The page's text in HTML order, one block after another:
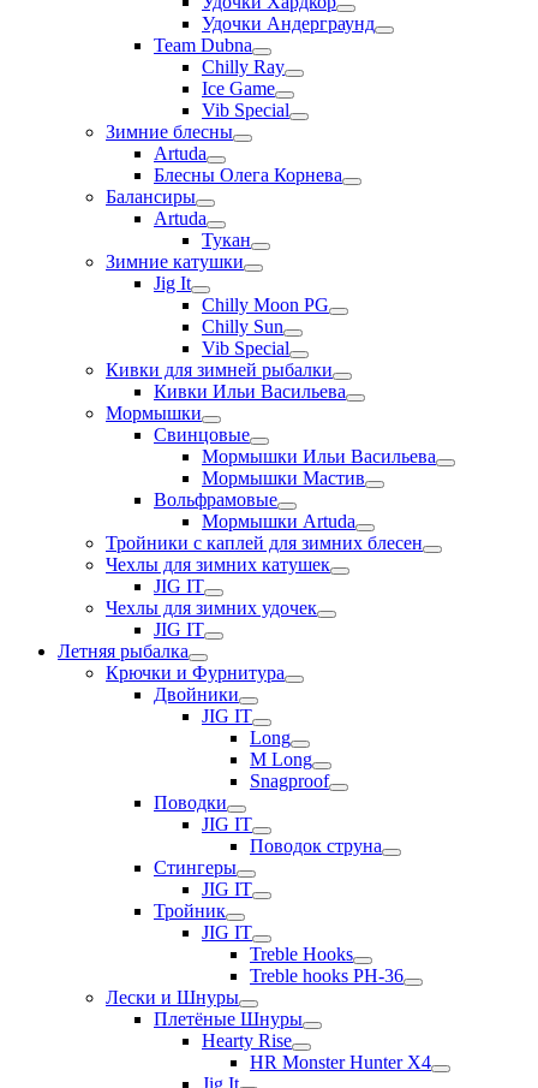
Удочки Андерграунд
Team Dubna
Chilly Ray
Ice Game
Vib Special
Зимние блесны
Artuda
Блесны Олега Корнева
Балансиры
Artuda
Тукан
Зимние катушки
Jig It
Chilly Moon PG
Chilly Sun
Vib Special
Кивки для зимней рыбалки
Кивки Ильи Васильева
Мормышки
Свинцовые
Мормышки Ильи Васильева
Мормышки Мастив
Вольфрамовые
Мормышки Artuda
Тройники с каплей для зимних блесен
Чехлы для зимних катушек
JIG IT
Чехлы для зимних удочек
JIG IT
Летняя рыбалка
Крючки и Фурнитура
Двойники
JIG IT
Long
M Long
Snagproof
Поводки
JIG IT
Поводок струна
Стингеры
JIG IT
Тройник
JIG IT
Treble Hooks
Treble hooks PH-36
Лески и Шнуры
Плетёные Шнуры
Hearty Rise
HR Monster Hunter X4